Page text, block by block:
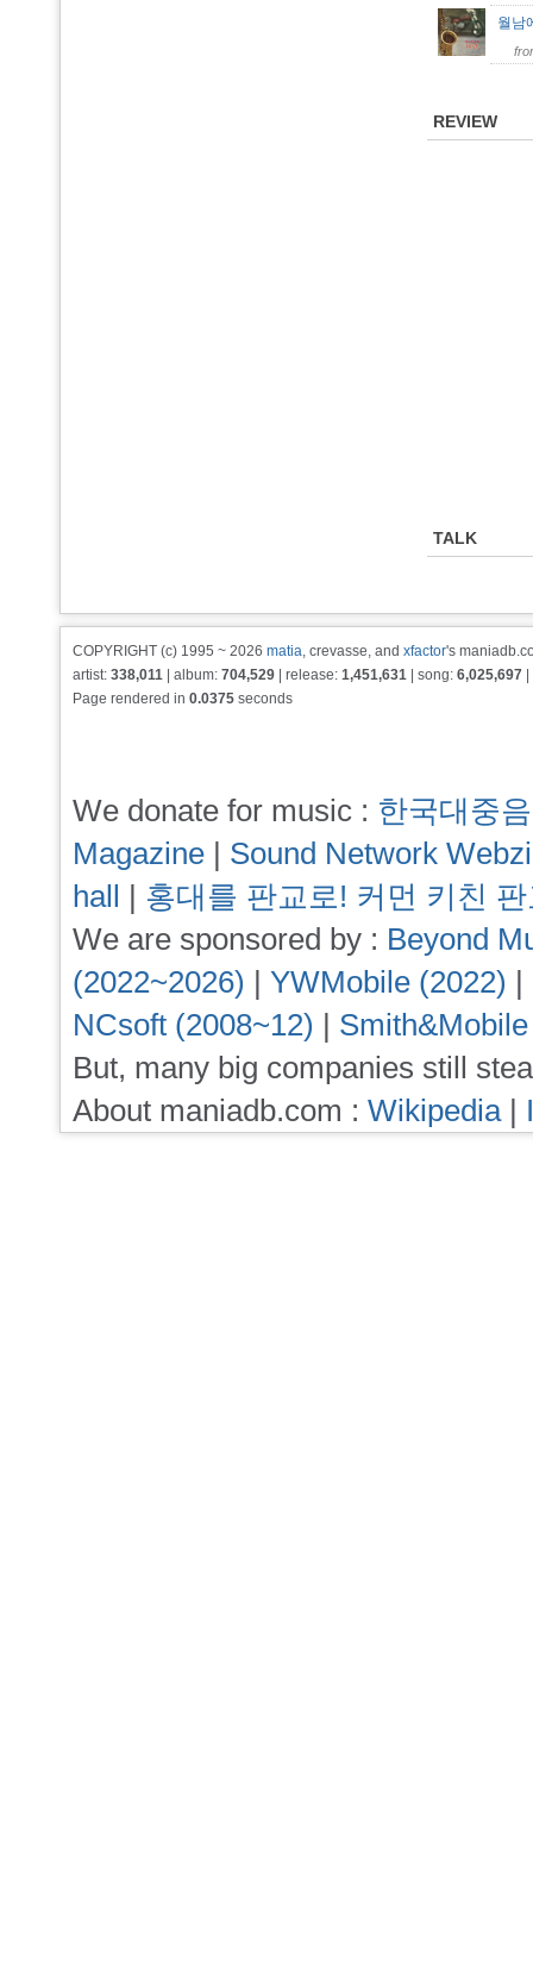
월남
REVIEW
TALK
COPYRIGHT (c) 1995 ~ 2026 matia, crevasse, and xfactor's
artist: 338,011 | album: 704,529 | release: 1,451,631 | song: 6,025,697
Page rendered in 0.0375 seconds
We donate for music : 한국대중
Magazine | Sound Network
hall | 홍대를 판교로! 커먼 키친
We are sponsored by : Beyond
(2022~2026) | YWMobile (2022) |
NCsoft (2008~12) |
But, many big companies still
About maniadb.com : Wikipedia|